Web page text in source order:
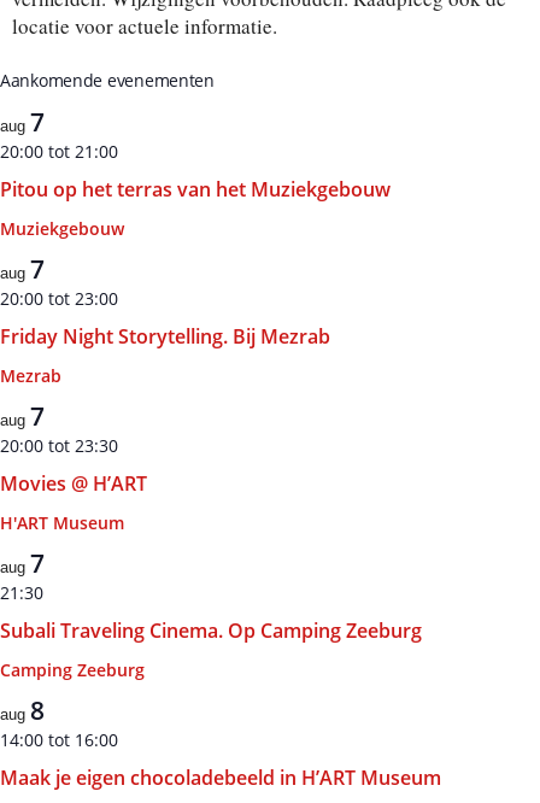
locatie voor actuele informatie.
Aankomende evenementen
aug 7
20:00 tot 21:00
Pitou op het terras van het Muziekgebouw
Muziekgebouw
aug 7
20:00 tot 23:00
Friday Night Storytelling. Bij Mezrab
Mezrab
aug 7
20:00 tot 23:30
Movies @ H’ART
H'ART Museum
aug 7
21:30
Subali Traveling Cinema. Op Camping Zeeburg
Camping Zeeburg
aug 8
14:00 tot 16:00
Maak je eigen chocoladebeeld in H’ART Museum